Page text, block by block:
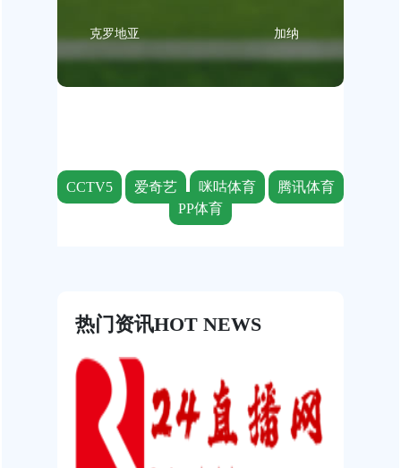
克罗地亚 加纳
CCTV5 爱奇艺 咪咕体育
腾讯体育
PP体育
热门资讯HOT NEWS